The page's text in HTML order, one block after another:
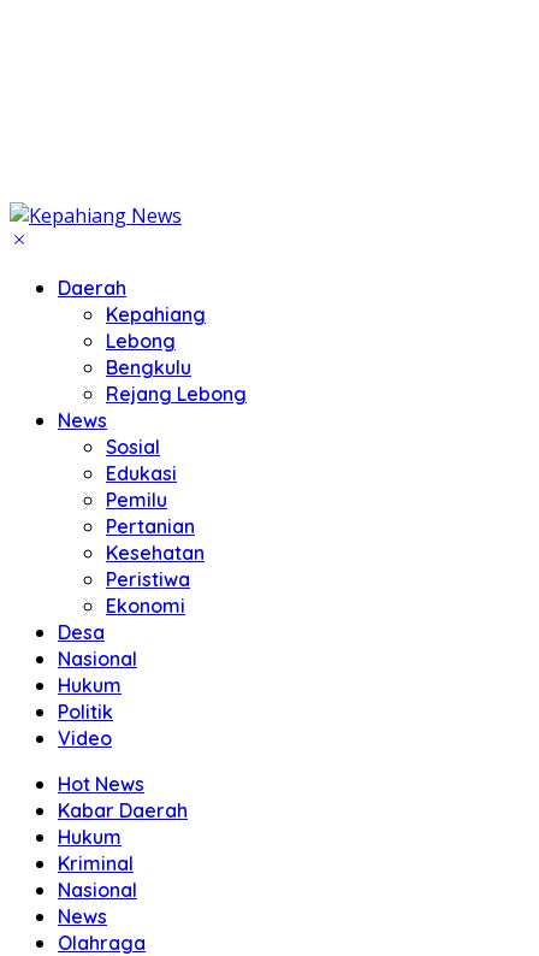
Daerah
Kepahiang
Lebong
Bengkulu
Rejang Lebong
News
Sosial
Edukasi
Pemilu
Pertanian
Kesehatan
Peristiwa
Ekonomi
Desa
Nasional
Hukum
Politik
Video
Hot News
Kabar Daerah
Hukum
Kriminal
Nasional
News
Olahraga